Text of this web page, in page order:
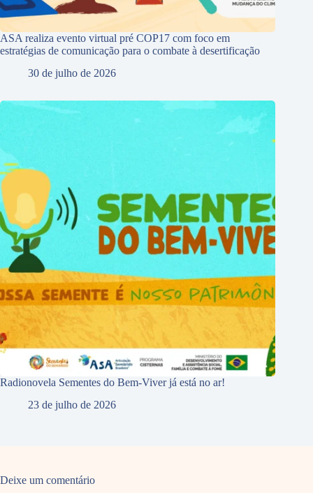
ASA realiza evento virtual pré COP17 com foco em
estratégias de comunicação para o combate à desertificação
30 de julho de 2026
Radionovela Sementes do Bem-Viver já está no ar!
23 de julho de 2026
Deixe um comentário